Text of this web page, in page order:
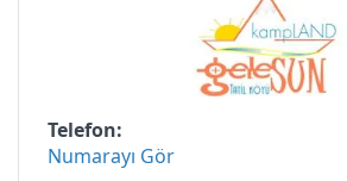
Telefon
Numarayı Gör